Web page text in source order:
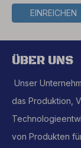
EINREICHEN
ÜBER UNS
Unser
das Produktion,
von Produkten